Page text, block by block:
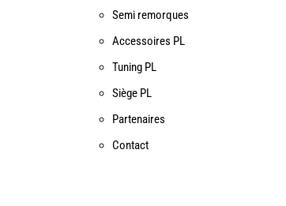
Semi remorques
Accessoires PL
Tuning PL
Siège PL
Partenaires
Contact